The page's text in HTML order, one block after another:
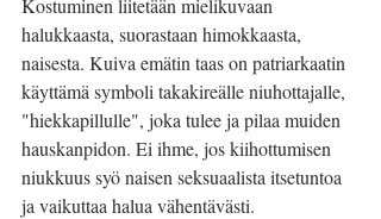
Kostuminen liitetään mielikuvaan
halukkaasta, suorastaan himokkaasta,
naisesta. Kuiva emätin taas on patriarkaatin
käyttämä symboli takakireälle niuhottajalle,
"hiekkapillulle", joka tulee ja pilaa muiden
hauskanpidon. Ei ihme, jos kiihottumisen
niukkuus syö naisen seksuaalista itsetuntoa
ja vaikuttaa halua vähentävästi.